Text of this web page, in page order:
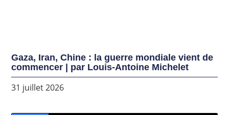
Gaza, Iran, Chine : la guerre mondiale vient de
commencer | par Louis-Antoine Michelet
31 juillet 2026